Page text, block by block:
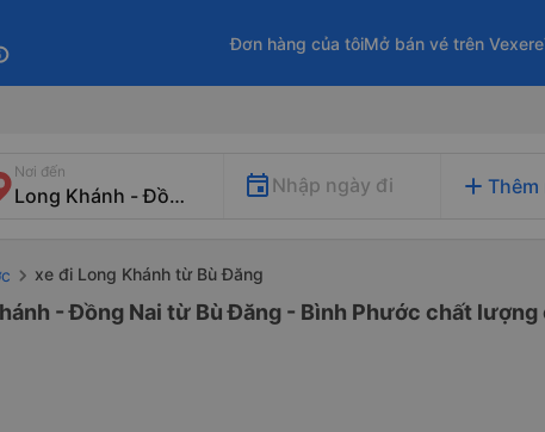
Đơn hàng của tôiMở bán vé trên Vexere
Nơi đến
Nhập ngày đi add Thêm
xe đi Long Khánh từ Bù Đăng
- Đồng Nai từ Bù Đăng - Bình Phước chất